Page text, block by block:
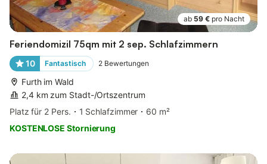
ab 59 € pro Nacht
Feriendomizil 75qm mit 2 sep. Schlafzimmern
10 Fantastisch 2 Bewertungen
Furth im Wald
2,4 km zum Stadt-/Ortszentrum
Platz für 2 Pers.
1 Schlafzimmer
60 m²
KOSTENLOSE Stornierung